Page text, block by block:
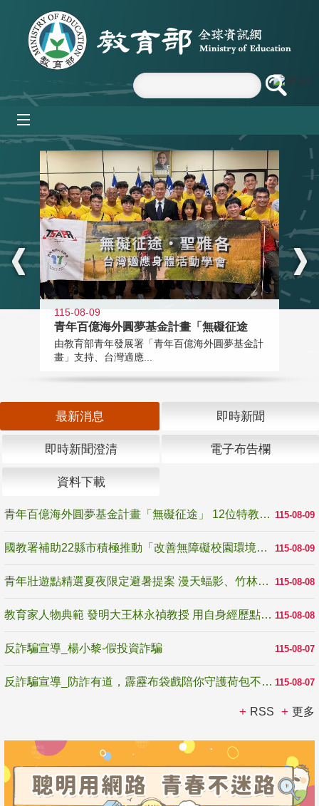
跳到主要內容區塊
:::
115-08-09
青年百億海外圓夢基金計畫「無礙征途
由教育部青年發展署「青年百億海外圓夢基金計
畫」支持、台灣適應...
最新消息 即時新聞
即時新聞澄清 電子布告欄
資料下載
115-08-09
青年百億海外圓夢基金計畫「無礙征途」 12位特教與弱勢青年勇闖西班牙 跨越感官限制見證生命蛻變
115-08-09
國教署補助22縣市積極推動「改善無障礙校園環境計畫」 打造友善、安全、無礙學習空間
115-08-08
青年壯遊點精選夏夜限定避暑提案 漫天蝠影、竹林尋蛙、茶香夜觀 邀青年暮色出發
115-08-08
教育家人物典範 發明大王林永禎教授 用自身經歷點亮學生的路
115-08-07
反詐騙宣導_楊小黎-假投資詐騙
115-08-07
反詐騙宣導_防詐有道，霹靂布袋戲陪你守護荷包不受騙
RSS 更多